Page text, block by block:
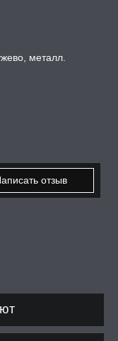
металл.
отзыв